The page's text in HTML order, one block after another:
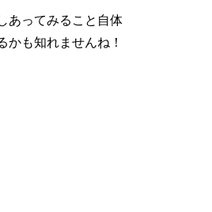
あってみること自体
かも知れませんね！